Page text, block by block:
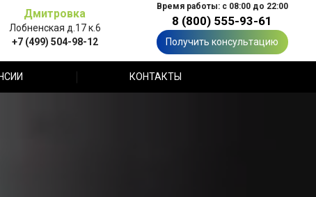
Дмитровка
Лобненская д.17 к.6
+7 (499) 504-98-12
Время работы: с 08:00 до 22:00
8 (800) 555-93-61
Получить консультацию
КОНТАКТЫ